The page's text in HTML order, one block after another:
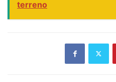
terreno